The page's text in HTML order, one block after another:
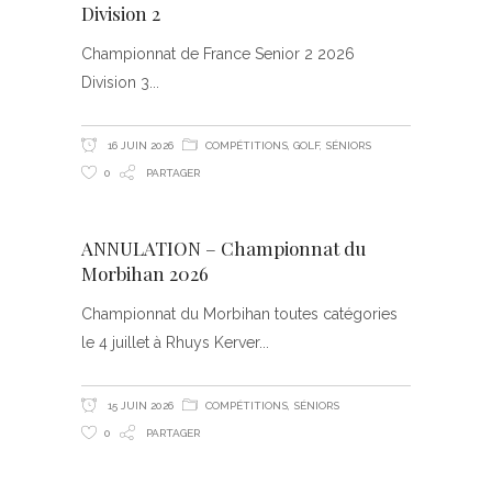
Division 2
Championnat de France Senior 2 2026
Division 3
16 JUIN 2026 COMPÉTITIONS GOLF, SÉNIORS
0 PARTAGER
ANNULATION – Championnat du
Morbihan 2026
Championnat du Morbihan toutes catégories
le 4 juillet à Rhuys Kerver
15 JUIN 2026 COMPÉTITIONS SÉNIORS
0 PARTAGER